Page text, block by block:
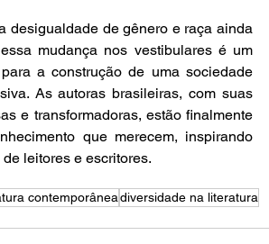
desigualdade de gênero e raça ainda
mudança nos vestibulares é um
a construção de uma sociedade
As autoras brasileiras, com suas
e transformadoras, estão finalmente
que merecem, inspirando
leitores e escritores.
contemporâneadiversidade na literatura